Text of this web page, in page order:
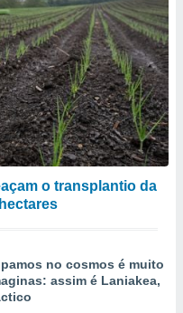
o transplantio da
no cosmos é muito
assim é Laniakea,